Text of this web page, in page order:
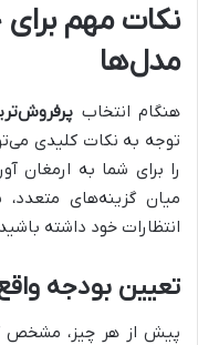
نکات مهم
مدل‌ها
هنگام انتخاب
توجه به نکات کلیدی
را برای شما به ارمغان
میان گزینه‌های متعدد،
انتظارات خود داشته
تعیین بودجه
پیش از هر چیز، مشخص